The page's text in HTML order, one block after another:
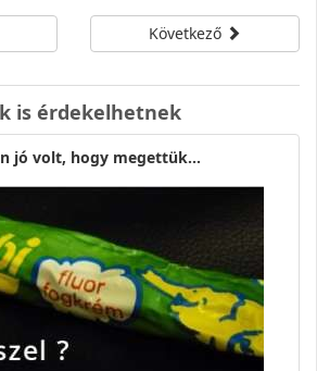
Következő
is érdekelhetnek
jó volt, hogy megettük...